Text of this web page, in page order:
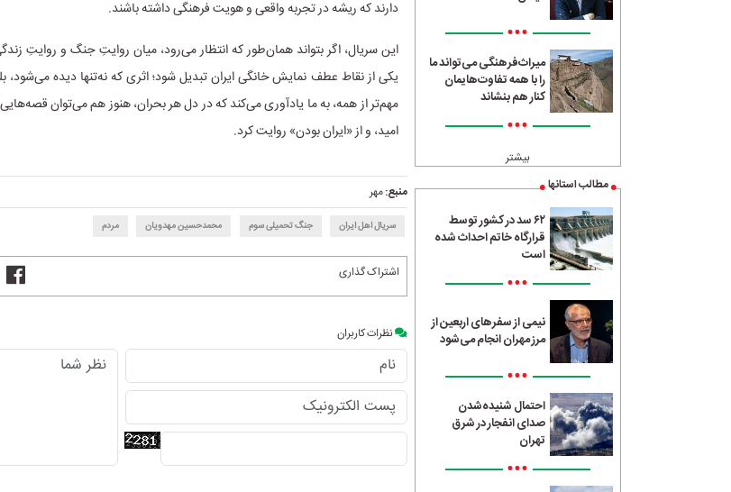
•••
میراث‌فرهنگی می‌تواند ما
را با همه تفاوت‌هایمان
کنار هم بنشاند
•••
بیشتر
مطالب استانها
۶۲ سد در کشور توسط
قرارگاه خاتم احداث شده
است
•••
نیمی از سفرهای اربعین از
مرز مهران انجام می‌شود
•••
احتمال شنیده‌شدن
صدای انفجار در شرق
تهران
•••
دارند که ریشه در تجربه‌ واقعی و هویت فرهنگی داشته باشند.
این سریال، اگر بتواند همان‌طور که انتظار می‌رود، میان روایتِ جنگ و روایتِ
یکی از نقاط عطف نمایش خانگی ایران تبدیل شود؛ اثری که نه‌تنها دیده می‌شود،
مهم‌تر از همه، به ما یادآوری می‌کند که در دل هر بحران، هنوز هم می‌توان قصه‌هایی
امید، و از «ایران بودن» روایت کرد.
منبع:مهر
سریال اهل ایران جنگ تحمیلی سوم محمدحسین مهدویان مردم
اشتراک گذاری
نظرات کاربران